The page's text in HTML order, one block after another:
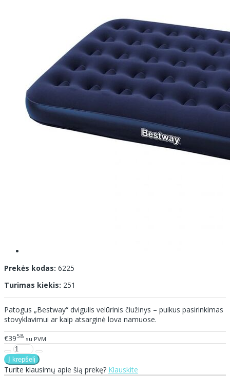
Prekės kodas: 6225
Turimas kiekis: 251
Patogus „Bestway“ dvigulis velūrinis čiužinys – puikus pasirinkimas
stovyklavimui ar kaip atsarginė lova namuose.
€3958 su PVM
Turite klausimų apie šią prekę? Klauskite